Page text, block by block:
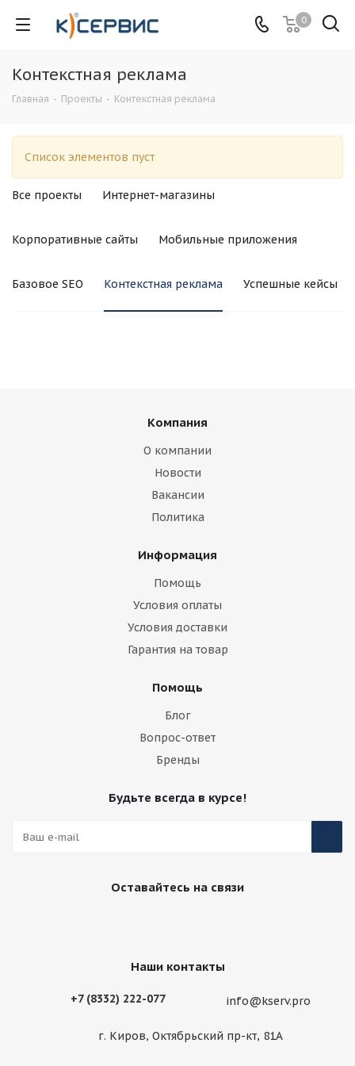
0
Контекстная реклама
Главная - Проекты - Контекстная реклама
Список элементов пуст
Все проекты Интернет-магазины
Корпоративные сайты Мобильные приложения
Базовое SEO Контекстная реклама Успешные кейсы
Компания
О компании
Новости
Вакансии
Политика
Информация
Помощь
Условия оплаты
Условия доставки
Гарантия на товар
Помощь
Блог
Вопрос-ответ
Бренды
Будьте всегда в курсе!
Оставайтесь на связи
Наши контакты
+7 (8332) 222-077 info@kserv.pro
г. Киров, Октябрьский пр-кт, 81А